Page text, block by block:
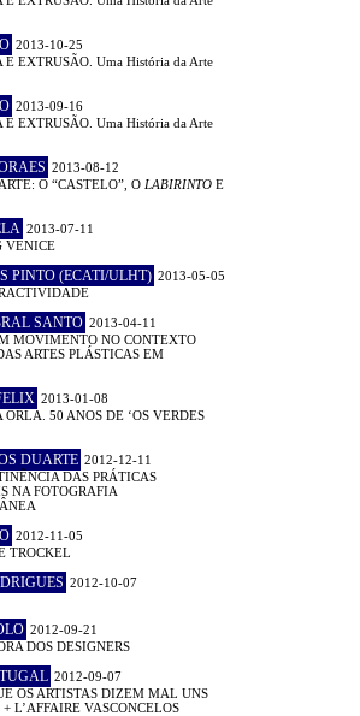
2013-10-25
E EXTRUSÃO. Uma História da Arte
2013-09-16
E EXTRUSÃO. Uma História da Arte
2013-08-12
O “CASTELO”, O LABIRINTO E
2013-07-11
VENICE
PINTO (ECATI/ULHT) 2013-05-05
SANTO 2013-04-11
MOVIMENTO NO CONTEXTO
ARTES PLÁSTICAS EM
2013-01-08
ORLA. 50 ANOS DE ‘OS VERDES
DUARTE 2012-12-11
DAS PRÁTICAS
NA FOTOGRAFIA
2012-11-05
TROCKEL
2012-10-07
2012-09-21
DOS DESIGNERS
2012-09-07
OS ARTISTAS DIZEM MAL UNS
+ L’AFFAIRE VASCONCELOS